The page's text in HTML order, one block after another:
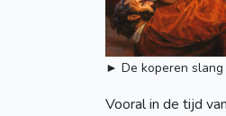
► De koperen slang
Vooral in de tijd